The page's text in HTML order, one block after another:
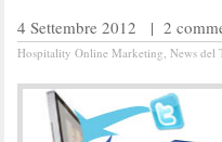
4 Settembre 2012 | 2
Hospitality Online Marketing, News del